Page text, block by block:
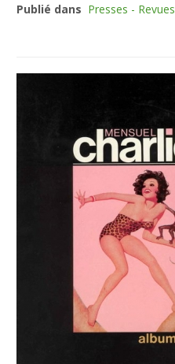
Publié dans Presses - Revues